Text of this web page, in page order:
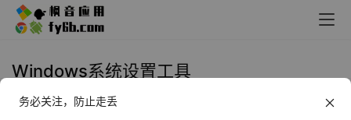
Windows系统设置工具
Windows Advanced Run 高级运行
务必关注，防止走丢